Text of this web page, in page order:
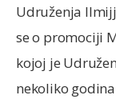
Udruženja
se o promociji
kojoj je
nekoliko